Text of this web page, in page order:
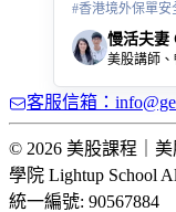
#香港境外保單安
慢活夫妻
美股講師、
客服信箱：
© 2026 美股課程｜
學院 Lightup School
統一編號: 90567884